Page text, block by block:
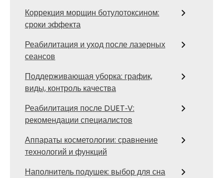
Коррекция морщин ботулотоксином:
сроки эффекта
Реабилитация и уход после лазерных
сеансов
Поддерживающая уборка: график,
виды, контроль качества
Реабилитация после DUET‑V:
рекомендации специалистов
Аппараты косметологии: сравнение
технологий и функций
Наполнитель подушек: выбор для сна